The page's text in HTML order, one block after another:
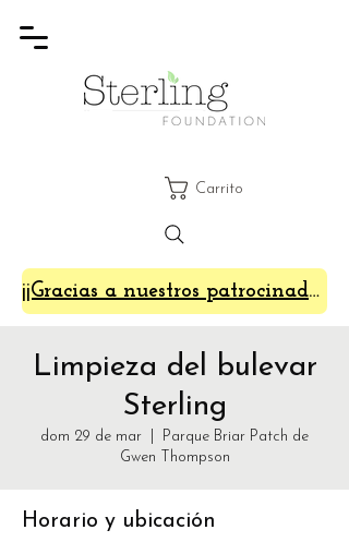
¡¡Gracias a nuestros patrocinadores de SterlingFest 2024!!
Carrito
Limpieza del bulevar
Sterling
dom 29 de mar
Parque Briar Patch de
Gwen Thompson
Horario y ubicación